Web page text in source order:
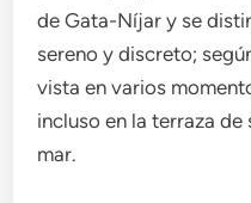
de Gata-Níjar y se
sereno y discreto;
vista en varios
incluso en la terraza
mar.